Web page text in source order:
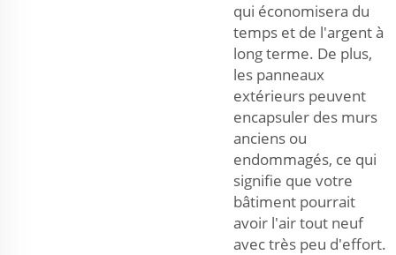
qui économisera du
temps et de l'argent à
long terme. De plus,
les panneaux
extérieurs peuvent
encapsuler des murs
anciens ou
endommagés, ce qui
signifie que votre
bâtiment pourrait
avoir l'air tout neuf
avec très peu d'effort.